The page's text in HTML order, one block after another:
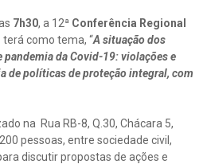
7h30, a 12ª Conferência Regional
terá como tema, “A situação dos
da Covid-19: violações e
de políticas de proteção integral, com
na Rua RB-8, Q.30, Chácara 5,
pessoas, entre sociedade civil,
discutir propostas de ações e